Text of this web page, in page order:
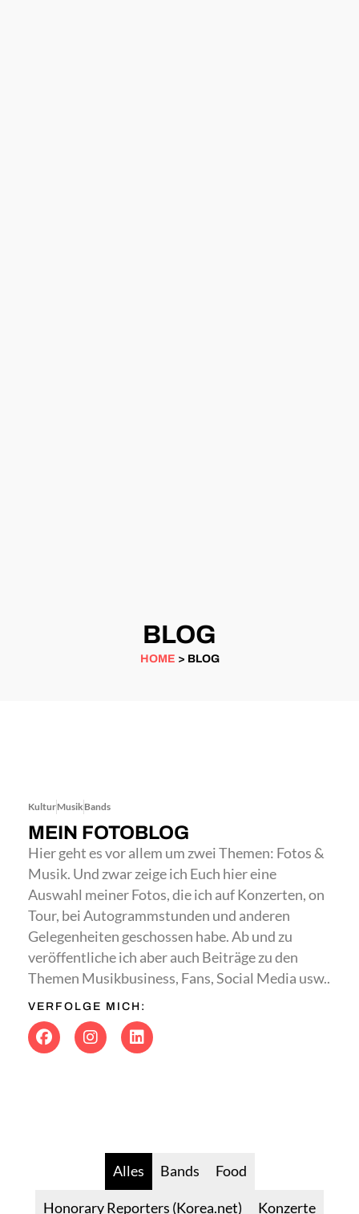
BLOG
HOME > BLOG
KulturMusik Bands
MEIN FOTOBLOG
Hier geht es vor allem um zwei Themen: Fotos &
Musik. Und zwar zeige ich Euch hier eine
Auswahl meiner Fotos, die ich auf Konzerten, on
Tour, bei Autogrammstunden und anderen
Gelegenheiten geschossen habe. Ab und zu
veröffentliche ich aber auch Beiträge zu den
Themen Musikbusiness, Fans, Social Media usw..
VERFOLGE MICH:
Alles Bands Food
Honorary Reporters (Korea.net) Konzerte